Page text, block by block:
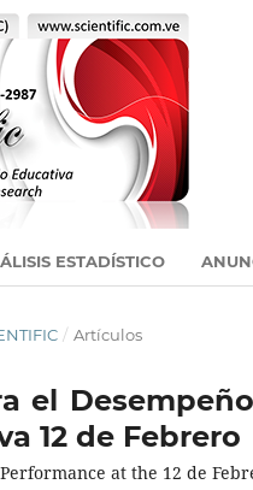
ESTADÍSTICO
/ Artículos
el
12 de Febrero
at the 12 de